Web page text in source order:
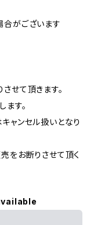
がございます
せて頂きます。
す。
ャンセル扱いとなり
をお断りさせて頂く